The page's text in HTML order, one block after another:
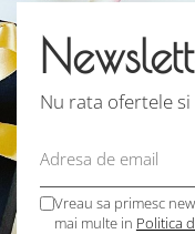
Nu rata ofertele
Vreau sa primesc
mai multe in Politica